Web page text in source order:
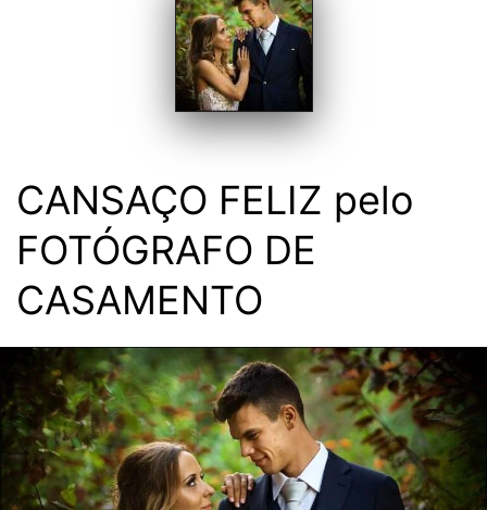
CANSAÇO FELIZ pelo
FOTÓGRAFO DE
CASAMENTO